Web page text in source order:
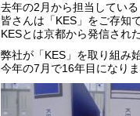
去年の2月から担当してい
皆さんは「KES」をご存知
KESとは京都から発信され
弊社が「KES」を取り組み
今年の7月で16年目になり